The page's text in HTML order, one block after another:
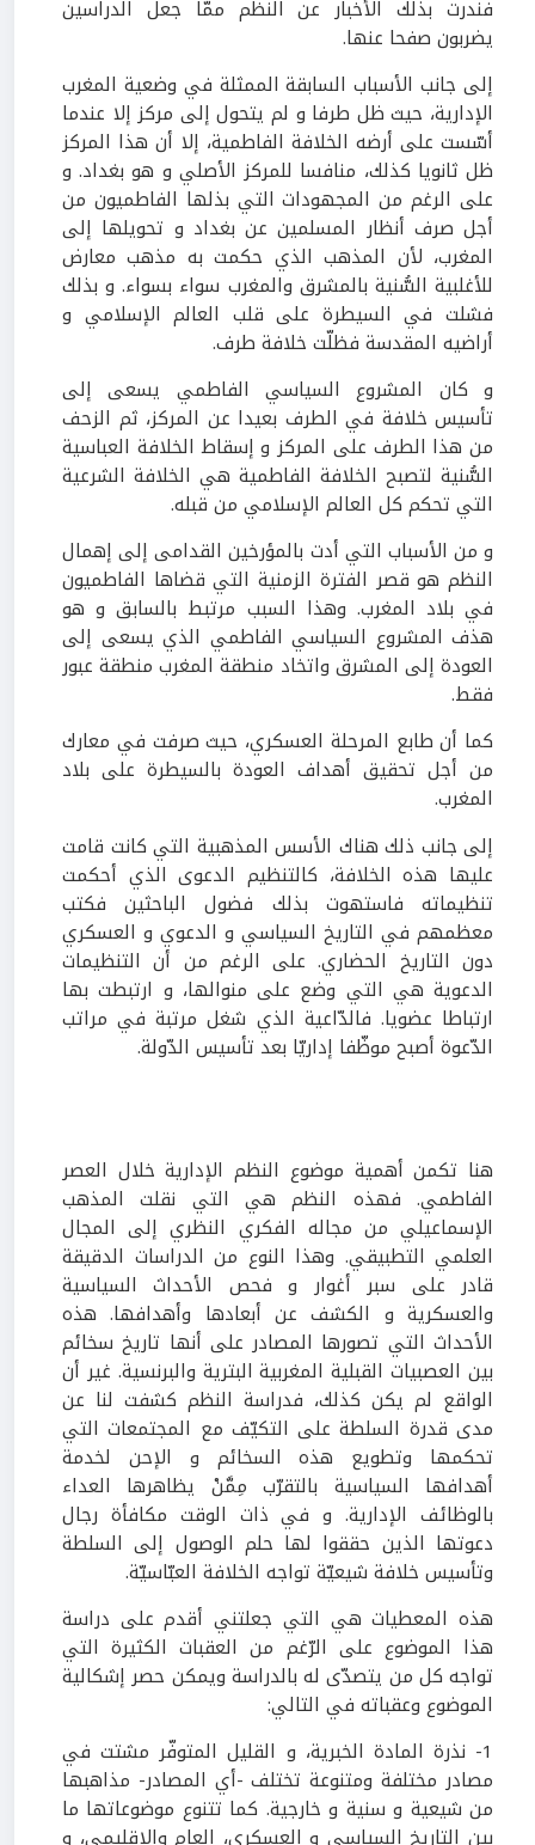
فندرت بذلك الأخبار عن النظم ممّا جعل الدراسين
يضربون صفحا عنها.
إلى جانب الأسباب السابقة الممثلة في وضعية المغرب
الإدارية، حيث ظل طرفا و لم يتحول إلى مركز إلا عندما
أسّست على أرضه الخلافة الفاطمية، إلا أن هذا المركز
ظل ثانويا كذلك، منافسا للمركز الأصلي و هو بغداد. و
على الرغم من المجهودات التي بذلها الفاطميون من
أجل صرف أنظار المسلمين عن بغداد و تحويلها إلى
المغرب، لأن المذهب الذي حكمت به مذهب معارض
للأغلبية السُّنية بالمشرق والمغرب سواء بسواء. و بذلك
فشلت في السيطرة على قلب العالم الإسلامي و
أراضيه المقدسة فظلّت خلافة طرف.
و كان المشروع السياسي الفاطمي يسعى إلى
تأسيس خلافة في الطرف بعيدا عن المركز، ثم الزحف
من هذا الطرف على المركز و إسقاط الخلافة العباسية
السُّنية لتصبح الخلافة الفاطمية هي الخلافة الشرعية
التي تحكم كل العالم الإسلامي من قبله.
و من الأسباب التي أدت بالمؤرخين القدامى إلى إهمال
النظم هو قصر الفترة الزمنية التي قضاها الفاطميون
في بلاد المغرب. وهذا السبب مرتبط بالسابق و هو
هذف المشروع السياسي الفاطمي الذي يسعى إلى
العودة إلى المشرق واتخاد منطقة المغرب منطقة عبور
فقط.
كما أن طابع المرحلة العسكري، حيث صرفت في معارك
من أجل تحقيق أهداف العودة بالسيطرة على بلاد
المغرب.
إلى جانب ذلك هناك الأسس المذهبية التي كانت قامت
عليها هذه الخلافة، كالتنظيم الدعوى الذي أحكمت
تنظيماته فاستهوت بذلك فضول الباحثين فكتب
معظمهم في التاريخ السياسي و الدعوي و العسكري
دون التاريخ الحضاري. على الرغم من أن التنظيمات
الدعوية هي التي وضع على منوالها، و ارتبطت بها
ارتباطا عضويا. فالدّاعية الذي شغل مرتبة في مراتب
الدّعوة أصبح موظّفا إداريّا بعد تأسيس الدّولة.
هنا تكمن أهمية موضوع النظم الإدارية خلال العصر
الفاطمي. فهذه النظم هي التي نقلت المذهب
الإسماعيلي من مجاله الفكري النظري إلى المجال
العلمي التطبيقي. وهذا النوع من الدراسات الدقيقة
قادر على سبر أغوار و فحص الأحداث السياسية
والعسكرية و الكشف عن أبعادها وأهدافها. هذه
الأحداث التي تصورها المصادر على أنها تاريخ سخائم
بين العصبيات القبلية المغربية البترية والبرنسية. غير أن
الواقع لم يكن كذلك، فدراسة النظم كشفت لنا عن
مدى قدرة السلطة على التكيّف مع المجتمعات التي
تحكمها وتطويع هذه السخائم و الإحن لخدمة
أهدافها السياسية بالتقرّب مِمَّنْ يظاهرها العداء
بالوظائف الإدارية. و في ذات الوقت مكافأة رجال
دعوتها الذين حققوا لها حلم الوصول إلى السلطة
وتأسيس خلافة شيعيّة تواجه الخلافة العبّاسيّة.
هذه المعطيات هي التي جعلتني أقدم على دراسة
هذا الموضوع على الرّغم من العقبات الكثيرة التي
تواجه كل من يتصدّى له بالدراسة ويمكن حصر إشكالية
الموضوع وعقباته في التالي:
1- نذرة المادة الخبرية، و القليل المتوفّر مشتت في
مصادر مختلفة ومتنوعة تختلف -أي المصادر- مذاهبها
من شيعية و سنية و خارجية. كما تتنوع موضوعاتها ما
بين التاريخ السياسي و العسكري، العام والإقليمي، و